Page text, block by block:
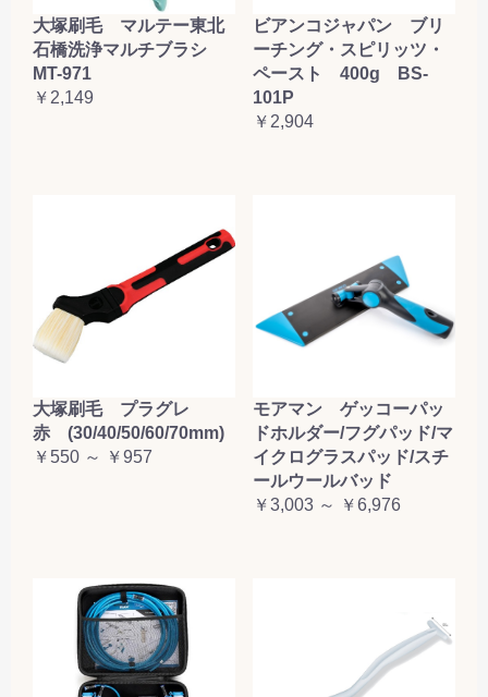
大塚刷毛 マルテー東北
石橋洗浄マルチブラシ
MT-971
￥2,149
ビアンコジャパン ブリ
ーチング・スピリッツ・
ペースト 400g BS-
101P
￥2,904
大塚刷毛 プラグレ
赤 (30/40/50/60/70mm)
￥550 ～ ￥957
モアマン ゲッコーパッ
ドホルダー/フグパッド/マ
イクログラスパッド/スチ
ールウールバッド
￥3,003 ～ ￥6,976